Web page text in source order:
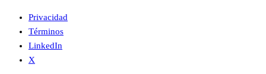
Privacidad
Términos
LinkedIn
X